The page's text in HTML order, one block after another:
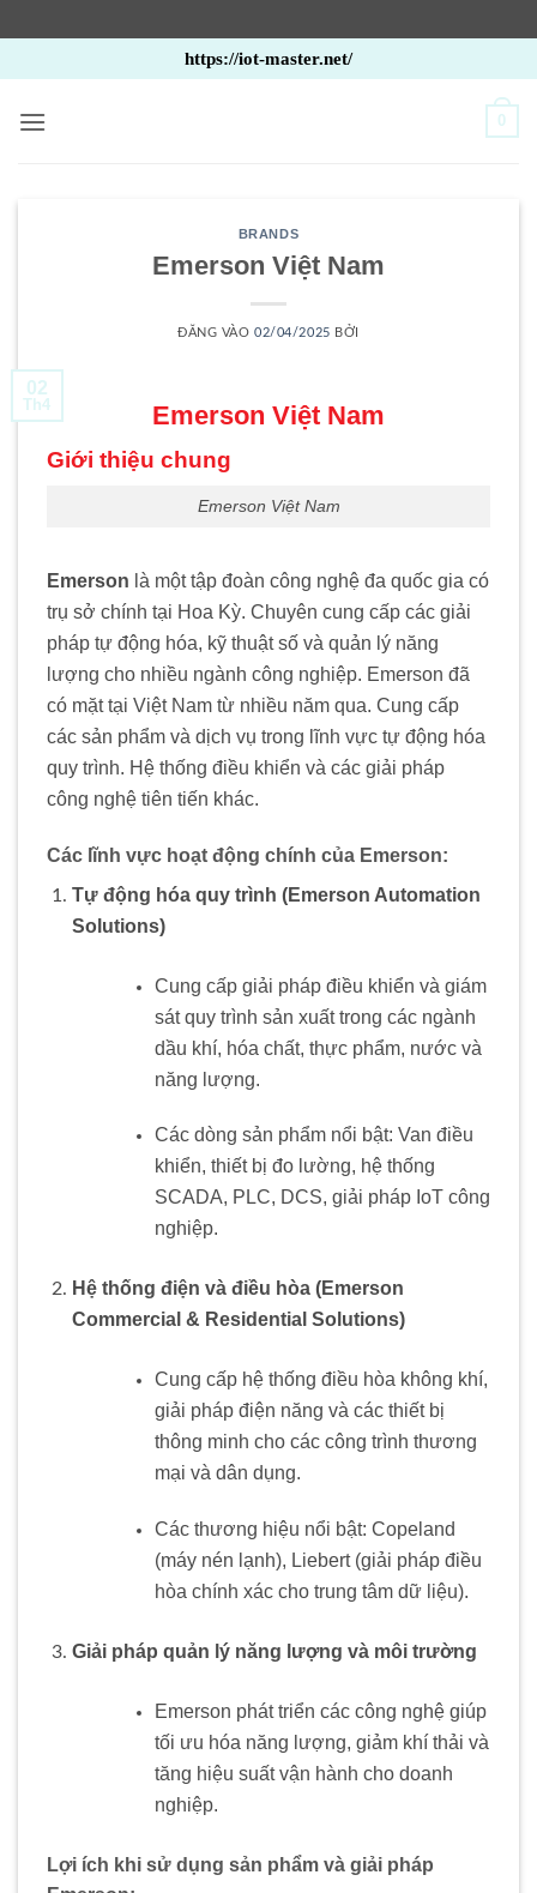
qua
nội
https://iot-master.net/
0
BRANDS
Emerson Việt Nam
ĐĂNG VÀO02/04/2025 BỞI
02
Th4 Emerson Việt Nam
Giới thiệu chung
Emerson Việt Nam
Emerson là một tập đoàn công nghệ đa quốc gia có
trụ sở chính tại Hoa Kỳ. Chuyên cung cấp các giải
pháp tự động hóa, kỹ thuật số và quản lý năng
lượng cho nhiều ngành công nghiệp. Emerson đã
có mặt tại Việt Nam từ nhiều năm qua. Cung cấp
các sản phẩm và dịch vụ trong lĩnh vực tự động hóa
quy trình. Hệ thống điều khiển và các giải pháp
công nghệ tiên tiến khác.
Các lĩnh vực hoạt động chính của Emerson:
Tự động hóa quy trình (Emerson Automation
Solutions)
Cung cấp giải pháp điều khiển và giám
sát quy trình sản xuất trong các ngành
dầu khí, hóa chất, thực phẩm, nước và
năng lượng.
Các dòng sản phẩm nổi bật: Van điều
khiển, thiết bị đo lường, hệ thống
SCADA, PLC, DCS, giải pháp IoT công
nghiệp.
Hệ thống điện và điều hòa (Emerson
Commercial & Residential Solutions)
Cung cấp hệ thống điều hòa không khí,
giải pháp điện năng và các thiết bị
thông minh cho các công trình thương
mại và dân dụng.
Các thương hiệu nổi bật: Copeland
(máy nén lạnh), Liebert (giải pháp điều
hòa chính xác cho trung tâm dữ liệu).
Giải pháp quản lý năng lượng và môi trường
Emerson phát triển các công nghệ giúp
tối ưu hóa năng lượng, giảm khí thải và
tăng hiệu suất vận hành cho doanh
nghiệp.
Lợi ích khi sử dụng sản phẩm và giải pháp